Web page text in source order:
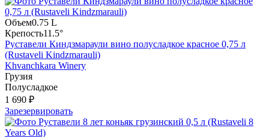
Объем0.75 L
Крепость11.5°
Руставели Киндзмараули вино полусладкое красное 0,75 л
(Rustaveli Kindzmarauli)
Khvanchkara Winery
Грузия
Полусладкое
1 690 ₽
Зарезервировать